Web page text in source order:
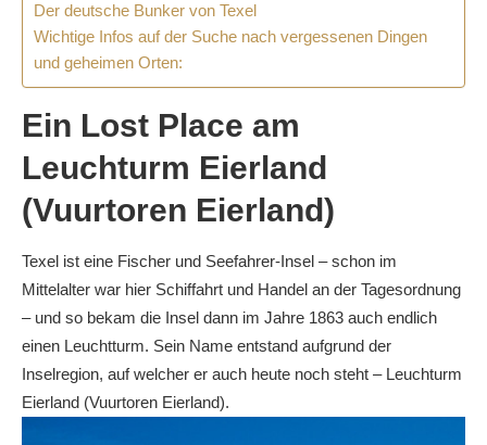
Der deutsche Bunker von Texel
Wichtige Infos auf der Suche nach vergessenen Dingen
und geheimen Orten:
Ein Lost Place am
Leuchturm Eierland
(Vuurtoren Eierland)
Texel ist eine Fischer und Seefahrer-Insel – schon im
Mittelalter war hier Schiffahrt und Handel an der Tagesordnung
– und so bekam die Insel dann im Jahre 1863 auch endlich
einen Leuchtturm. Sein Name entstand aufgrund der
Inselregion, auf welcher er auch heute noch steht – Leuchturm
Eierland (Vuurtoren Eierland).